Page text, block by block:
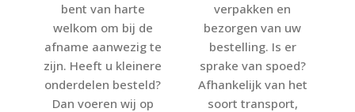
bent van harte
welkom om bij de
afname aanwezig te
zijn. Heeft u kleinere
onderdelen besteld?
Dan voeren wij op
verpakken en
bezorgen van uw
bestelling. Is er
sprake van spoed?
Afhankelijk van het
soort transport,